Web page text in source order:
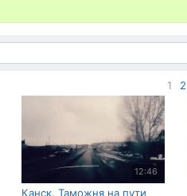
1 2
12:46
Канск. Таможня на пути